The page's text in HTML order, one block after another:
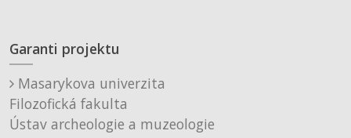
Garanti projektu
Masarykova univerzita
Filozofická fakulta
Ústav archeologie a muzeologie